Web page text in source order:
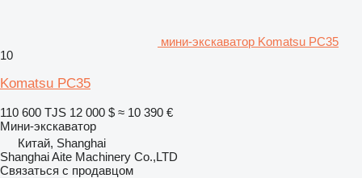
мини-экскаватор Komatsu PC35
10
Komatsu PC35
110 600 TJS 12 000 $ ≈ 10 390 €
Мини-экскаватор
Китай, Shanghai
Shanghai Aite Machinery Co.,LTD
Связаться с продавцом